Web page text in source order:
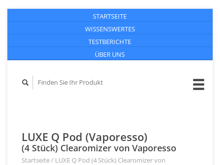
STARTSEITE
WISSENSWERTES
TESTBERICHTE
ÜBER UNS
LUXE Q Pod (Vaporesso)
(4 Stück) Clearomizer von Vaporesso
Startseite/ LUXE Q Pod (4 Stück) Clearomizer von